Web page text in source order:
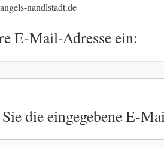
nandlstadt.de
E-Mail-Adresse ein:
die eingegebene E-